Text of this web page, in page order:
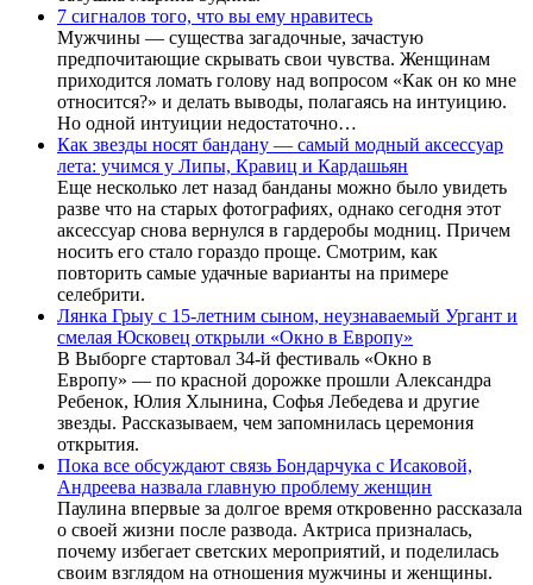
7 сигналов того, что вы ему нравитесь
Мужчины — существа загадочные, зачастую
предпочитающие скрывать свои чувства. Женщинам
приходится ломать голову над вопросом «Как он ко мне
относится?» и делать выводы, полагаясь на интуицию.
Но одной интуиции недостаточно…
Как звезды носят бандану — самый модный аксессуар
лета: учимся у Липы, Кравиц и Кардашьян
Еще несколько лет назад банданы можно было увидеть
разве что на старых фотографиях, однако сегодня этот
аксессуар снова вернулся в гардеробы модниц. Причем
носить его стало гораздо проще. Смотрим, как
повторить самые удачные варианты на примере
селебрити.
Лянка Грыу с 15-летним сыном, неузнаваемый Ургант и
смелая Юсковец открыли «Окно в Европу»
В Выборге стартовал 34-й фестиваль «Окно в
Европу» — по красной дорожке прошли Александра
Ребенок, Юлия Хлынина, Софья Лебедева и другие
звезды. Рассказываем, чем запомнилась церемония
открытия.
Пока все обсуждают связь Бондарчука с Исаковой,
Андреева назвала главную проблему женщин
Паулина впервые за долгое время откровенно рассказала
о своей жизни после развода. Актриса призналась,
почему избегает светских мероприятий, и поделилась
своим взглядом на отношения мужчины и женщины.